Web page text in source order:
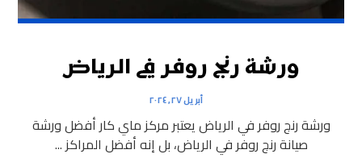
ورشة رنج روفر في الرياض
أبريل ٢٧, ٢٠٢٤
ورشة رنج روفر في الرياض يعتبر مركز ماي كار أفضل ورشة
صيانة رنج روفر في الرياض، بل إنه أفضل المراكز ...